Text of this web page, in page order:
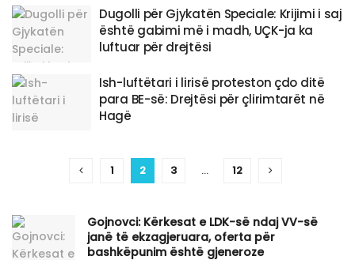
Dugolli për Gjykatën Speciale: Krijimi i saj
është gabimi më i madh, UÇK-ja ka
luftuar për drejtësi
​Ish-luftëtari i lirisë proteston çdo ditë
para BE-së: Drejtësi për çlirimtarët në
Hagë
1 2 3 … 12
Gojnovci: Kërkesat e LDK-së ndaj VV-së
janë të ekzagjeruara, oferta për
bashkëpunim është gjeneroze